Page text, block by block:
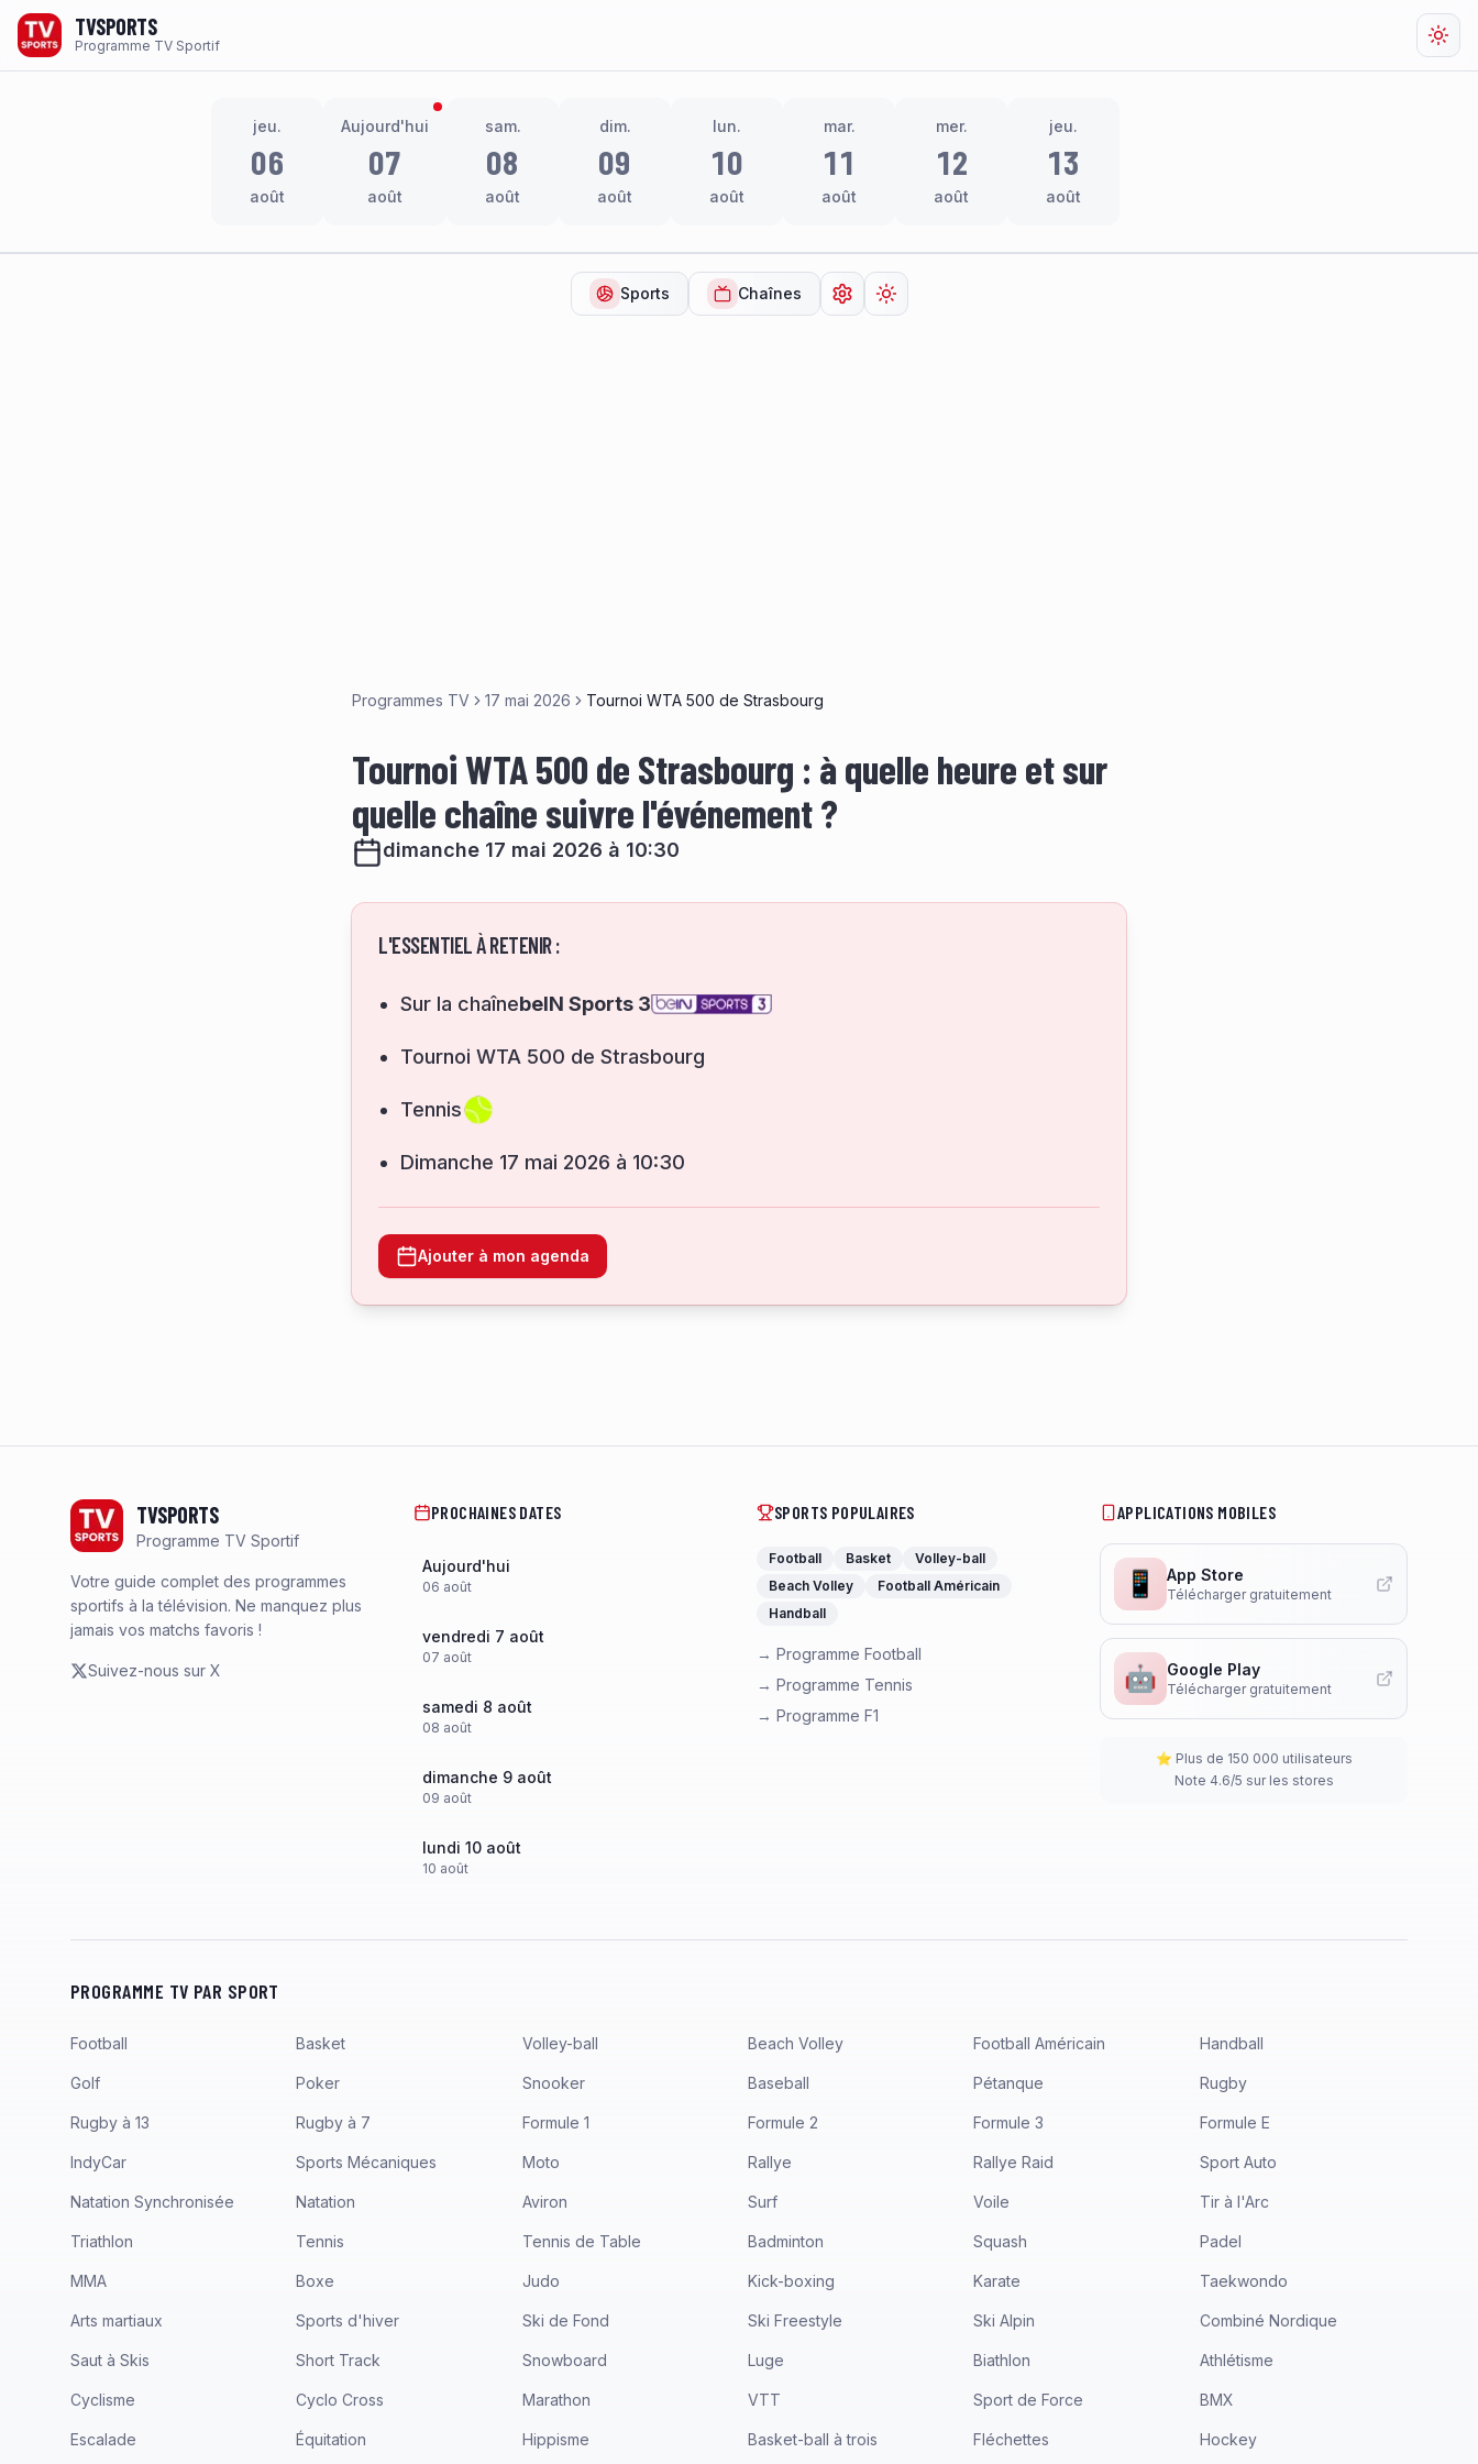
TVSPORTS
Programme TV Sportif
jeu.
06
août
Aujourd'hui
07
août
sam.
08
août
dim.
09
août
lun.
10
août
mar.
11
août
mer.
12
août
jeu.
13
août
Sports Chaînes Ouvrir les paramètres
Changer de thème
Programmes TV 17 mai 2026 Tournoi WTA 500 de Strasbourg
Tournoi WTA 500 de Strasbourg : à quelle heure et sur
quelle chaîne suivre l'événement ?
dimanche 17 mai 2026 à 10:30
L'ESSENTIEL À RETENIR :
Sur la chaînebeIN Sports 3
Tournoi WTA 500 de Strasbourg
Tennis
dimanche 17 mai 2026 à 10:30
Ajouter à mon agenda
TVSPORTS
Programme TV Sportif
Votre guide complet des programmes
sportifs à la télévision. Ne manquez plus
jamais vos matchs favoris !
Suivez-nous sur X
PROCHAINES DATES
Aujourd'hui
06 août
vendredi 7 août
07 août
samedi 8 août
08 août
dimanche 9 août
09 août
lundi 10 août
10 août
SPORTS POPULAIRES
Football Basket
Volley-ball
Beach Volley
Football Américain
Handball
→ Programme Football
→ Programme Tennis
→ Programme F1
APPLICATIONS MOBILES
📱 App Store
Télécharger gratuitement
🤖 Google Play
Télécharger gratuitement
⭐ Plus de 150 000 utilisateurs
Note 4.6/5 sur les stores
PROGRAMME TV PAR SPORT
Football Basket Volley-ball Beach Volley Football Américain Handball
Golf Poker Snooker Baseball Pétanque Rugby
Rugby à 13 Rugby à 7 Formule 1 Formule 2 Formule 3 Formule E
IndyCar Sports Mécaniques Moto Rallye Rallye Raid Sport Auto
Natation Synchronisée Natation Aviron Surf Voile Tir à l'Arc
Triathlon Tennis Tennis de Table Badminton Squash Padel
MMA Boxe Judo Kick-boxing Karate Taekwondo
Arts martiaux Sports d'hiver Ski de Fond Ski Freestyle Ski Alpin Combiné Nordique
Saut à Skis Short Track Snowboard Luge Biathlon Athlétisme
Cyclisme Cyclo Cross Marathon VTT Sport de Force BMX
Escalade Équitation Hippisme Basket-ball à trois Fléchettes Hockey